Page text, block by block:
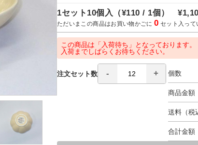
1セット10個入（¥110 / 1個）
ただいまこの商品はお買い物かごに0 セット入って
この商品は「入荷待ち」となっております。
入荷までしばらくお待ちください。
注文セット数 個数
商品金額
送料（税
合計金額